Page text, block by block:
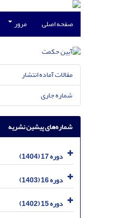
صفحه اصلی مرور
مقالات آماده انتشار
شماره جاری
شماره‌های پیشین نشریه
دوره 17 (1404)
دوره 16 (1403)
دوره 15 (1402)